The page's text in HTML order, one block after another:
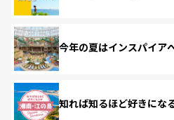
今年の夏はインスパイア
知れば知るほど好きにな